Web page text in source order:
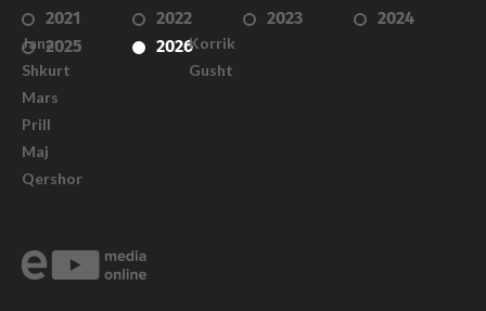
2021
2022 2023
2024
2025
2026
Janar
Shkurt
Mars
Prill
Maj
Qershor
Korrik
Gusht